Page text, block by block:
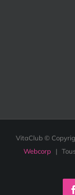
VitaClub ©
Webcorp |